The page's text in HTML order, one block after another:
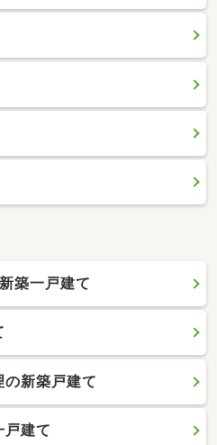
築一戸建て
新築戸建て
戸建て